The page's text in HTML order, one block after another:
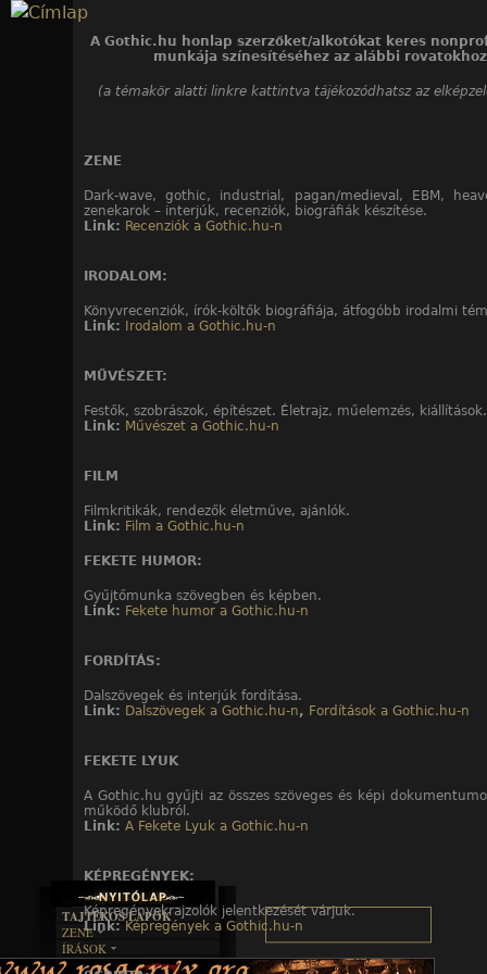
A Gothic.hu honlap szerzőket/alkotókat keres
munkája színesítéséhez az alábbi
(a témakör alatti linkre kattintva tájékozódhatsz az
ZENE
Dark-wave, gothic, industrial, pagan/medieval, EBM,
zenekarok – interjúk, recenziók, biográfiák készítése.
Link: Recenziók a Gothic.hu-n
IRODALOM:
Könyvrecenziók, írók-költők biográfiája, átfogóbb irodalmi
Link:
Irodalom a Gothic.hu-n
MŰVÉSZET:
Festők, szobrászok, építészet. Életrajz, műelemzés, kiállítások.
Link: Művészet a Gothic.hu-n
FILM
Filmkritikák, rendezők életműve, ajánlók.
Link: Film a Gothic.hu-n
FEKETE HUMOR:
Gyűjtőmunka szövegben és képben.
Link: Fekete humor a Gothic.hu-n
FORDÍTÁS:
Dalszövegek és interjúk fordítása.
Link: Dalszövegek a Gothic.hu-n, Fordítások a Gothic.hu-n
FEKETE LYUK
A Gothic.hu gyűjti az összes szöveges és képi
működő klubról.
Link: A Fekete Lyuk a Gothic.hu-n
KÉPREGÉNYEK:
Képregényekrajzolók jelentkezését várjuk.
Link: Képregények a Gothic.hu-n
TAJTÉKOS LAPOK
ZENE
EGYÜTTESEK
ÍRÁSOK
IRODALOM
BOSZORKÁNYKONYHA